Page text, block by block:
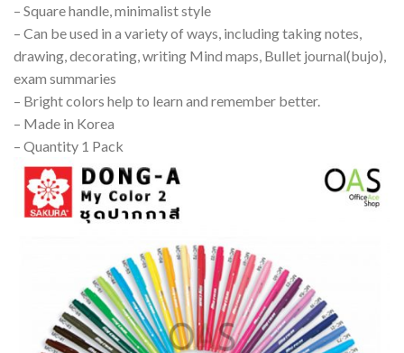
– Square handle, minimalist style
– Can be used in a variety of ways, including taking notes,
drawing, decorating, writing Mind maps, Bullet journal(bujo),
exam summaries
– Bright colors help to learn and remember better.
– Made in Korea
– Quantity 1 Pack